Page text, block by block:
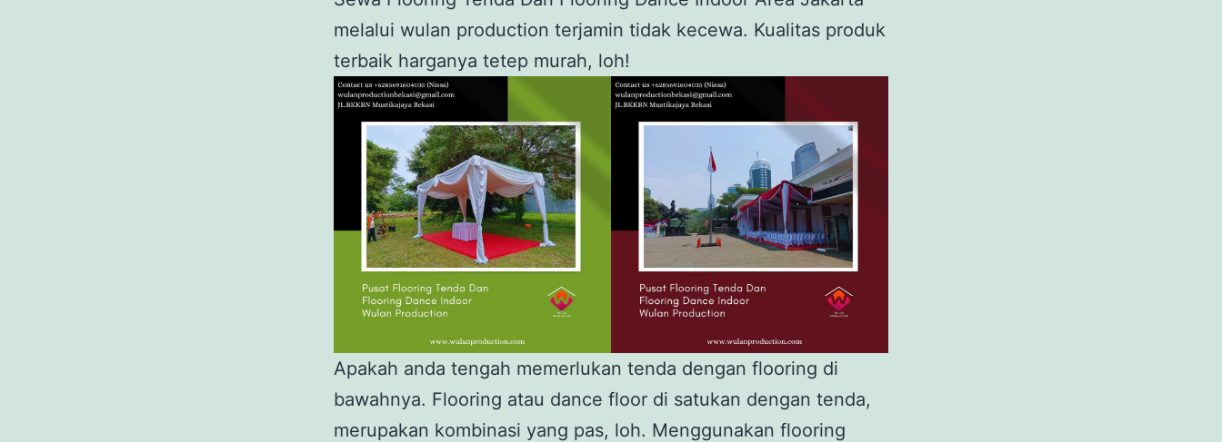
melalui wulan production terjamin tidak kecewa. Kualitas produk
terbaik harganya tetep murah, loh!
Apakah anda tengah memerlukan tenda dengan flooring di
bawahnya. Flooring atau dance floor di satukan dengan tenda,
merupakan kombinasi yang pas, loh. Menggunakan flooring